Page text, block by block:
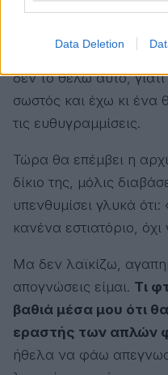
Data Deletion
σαν άτυπος
Μετά θα
δεν το θέλω αυτό,
σωστός και έχω κι ένα
τις ευθυγραμμίσεις.
Τώρα θα επέμβει η
δίκιο της, μόλις
υπενθυμίσει γλυκά
κανένα εστιατόριο, όχι
Μα δεν λαϊκίζω,
απογνώσεις είμαι. Τι
βαθιά μέσα μου ότι
εραστής των απλών
ήθελα να φάω